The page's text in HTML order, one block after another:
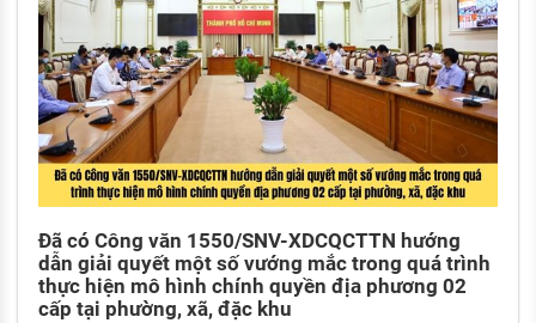
Đã có Công văn 1550/SNV-XDCQCTTN hướng
dẫn giải quyết một số vướng mắc trong quá trình
thực hiện mô hình chính quyền địa phương 02
cấp tại phường, xã, đặc khu